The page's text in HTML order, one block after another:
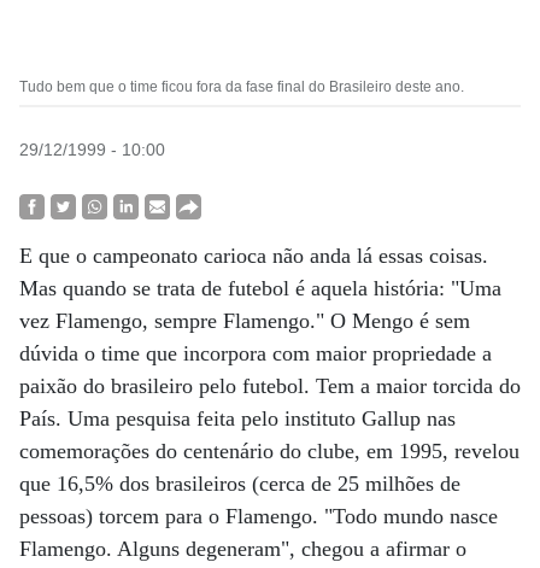
Tudo bem que o time ficou fora da fase final do Brasileiro deste ano.
29/12/1999 - 10:00
E que o campeonato carioca não anda lá essas coisas.
Mas quando se trata de futebol é aquela história: "Uma
vez Flamengo, sempre Flamengo." O Mengo é sem
dúvida o time que incorpora com maior propriedade a
paixão do brasileiro pelo futebol. Tem a maior torcida do
País. Uma pesquisa feita pelo instituto Gallup nas
comemorações do centenário do clube, em 1995, revelou
que 16,5% dos brasileiros (cerca de 25 milhões de
pessoas) torcem para o Flamengo. "Todo mundo nasce
Flamengo. Alguns degeneram", chegou a afirmar o